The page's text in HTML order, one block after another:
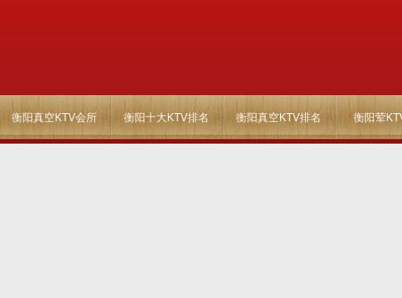
衡阳真空KTV会所 衡阳十大KTV排名 衡阳真空KTV排名 衡阳荤